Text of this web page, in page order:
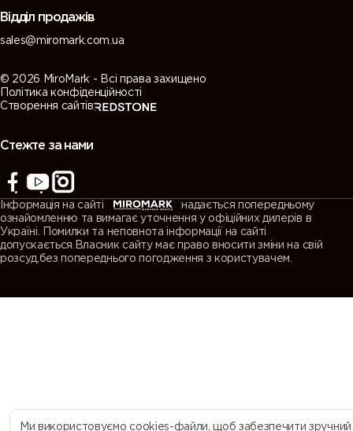
Відділ продажів
sales@miromark.com.ua
© 2026 MiroMark - Всі права захищено
Політика конфіденційності
Створення сайтів
Стежте за нами
Інформація на сайті
надається попередньому
ознайомленню та вимагає уточнення у офіційних дилерів в
Україні. Помилки та неповнота інформації на сайті
допускається.Власник сайту має право вносити зміни на свій
розсуд,без попереднього погодження з користувачем.
Ми використовуємо cookies-файли, щоб забезпечити зручний